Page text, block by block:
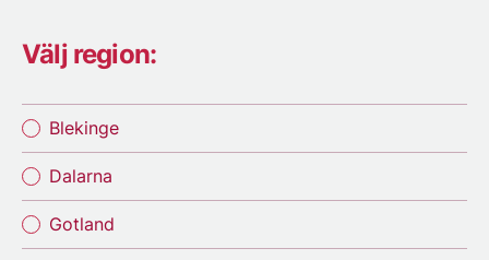
Välj region:
Blekinge
Dalarna
Gotland